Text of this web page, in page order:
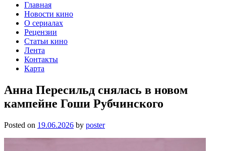
Главная
Новости кино
О сериалах
Рецензии
Статьи кино
Лента
Контакты
Карта
Анна Пересильд снялась в новом
кампейне Гоши Рубчинского
Posted on 19.06.2026 by poster